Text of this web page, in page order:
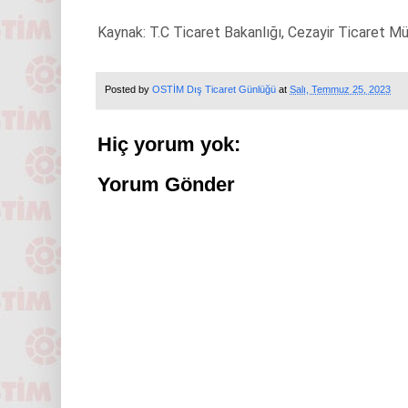
Kaynak: T.C Ticaret Bakanlığı, Cezayir Ticaret
Posted by OSTİM Dış Ticaret Günlüğü at Salı, Temmuz 25, 2023
Hiç yorum yok:
Yorum Gönder